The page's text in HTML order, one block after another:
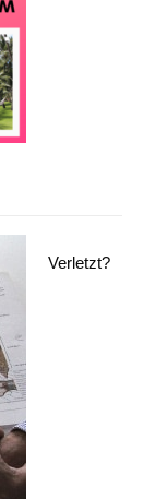
Verletzt?